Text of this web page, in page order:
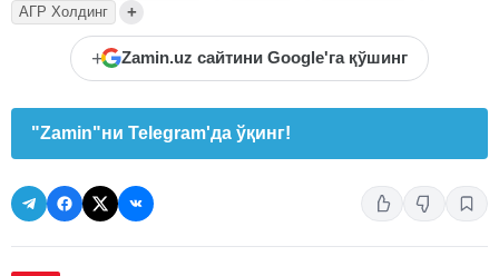
АГР Холдинг +
+ Zamin.uz сайтини Google'га қўшинг
"Zamin"ни Telegram'да ўқинг!